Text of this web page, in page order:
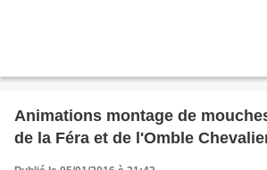
Animations montage de
de la Féra et de l'Omble